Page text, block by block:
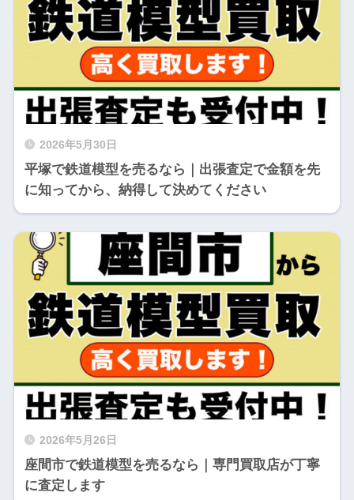
2026年5月30日
平塚で鉄道模型を売るなら｜出張査定で金額を先
に知ってから、納得して決めてください
2026年5月26日
座間市で鉄道模型を売るなら｜専門買取店が丁寧
に査定します